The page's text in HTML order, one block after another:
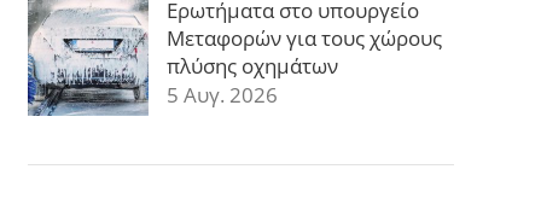
Ερωτήματα στο υπουργείο
Μεταφορών για τους χώρους
πλύσης οχημάτων
5 Αυγ. 2026